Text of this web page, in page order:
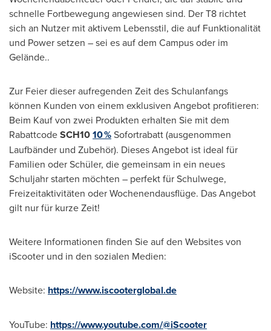
schnelle Fortbewegung angewiesen sind. Der T8 richtet
sich an Nutzer mit aktivem Lebensstil, die auf Funktionalität
und Power setzen – sei es auf dem Campus oder im
Gelände..
Zur Feierdieser aufregenden Zeit des Schulanfangs
können Kunden von einem exklusiven Angebot profitieren:
Beim Kauf von zwei Produkten erhalten Sie mit dem
RabattcodeSCH1010 %Sofortrabatt (ausgenommen
Laufbänder und Zubehör). Dieses Angebot ist ideal für
Familien oder Schüler, die gemeinsam in ein neues
Schuljahr starten möchten – perfekt für Schulwege,
Freizeitaktivitäten oder Wochenendausflüge. Das Angebot
gilt nur für kurze Zeit!
Weitere Informationen finden Sie auf den Websites von
iScooter und in den sozialen Medien:
Website: https://www.iscooterglobal.de
YouTube: https://www.youtube.com/@iScooter